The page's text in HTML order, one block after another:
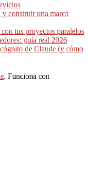
construir una marca
tus proyectos paralelos
guía real 2026
de Claude (y cómo
. Funciona con